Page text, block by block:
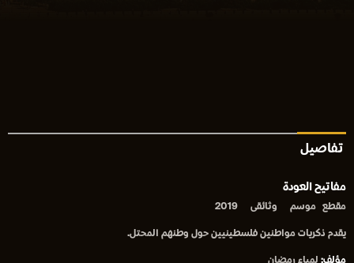
تفاصيل
مفاتيح العودة
مقطع موسم وثائقى 2019
يقدم ذكريات مواطنين فلسطينيين حول وطنهم المحتل.